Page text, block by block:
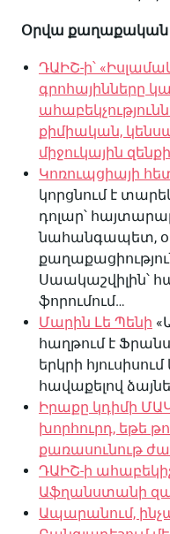
Օրվա քաղաքական
ԴԱԻՇ-ի՝
գրոհայինները
քիմիական,
միջուկային
Կոռուպցիայի
կորցնում է
դոլար՝
նահանգապետ,
Սաակաշվիլին՝
ֆորումում…
Մարին Լե Պենի
հաղթում է
երկրի
հավաքելով
Իրաքը կդիմի
խորհուրդ, եթե
քառասունութ
ԴԱԻՇ-ի
Աֆղանստանի
Ապարանում,